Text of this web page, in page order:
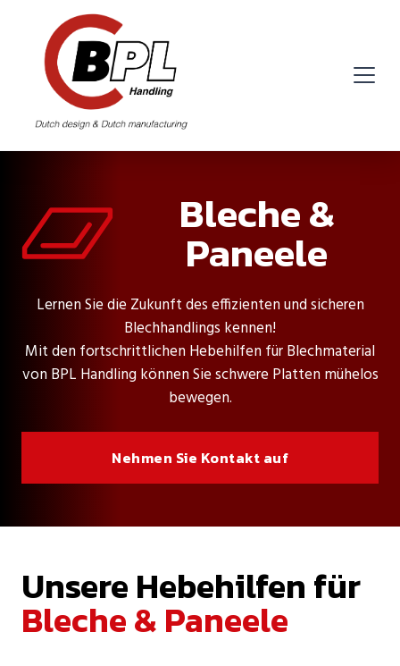
Bleche &
Paneele
Lernen Sie die Zukunft des effizienten und sicheren
Blechhandlings kennen!
Mit den fortschrittlichen Hebehilfen für Blechmaterial
von BPL Handling können Sie schwere Platten mühelos
bewegen.
Nehmen Sie Kontakt auf
Unsere Hebehilfen für
Bleche & Paneele